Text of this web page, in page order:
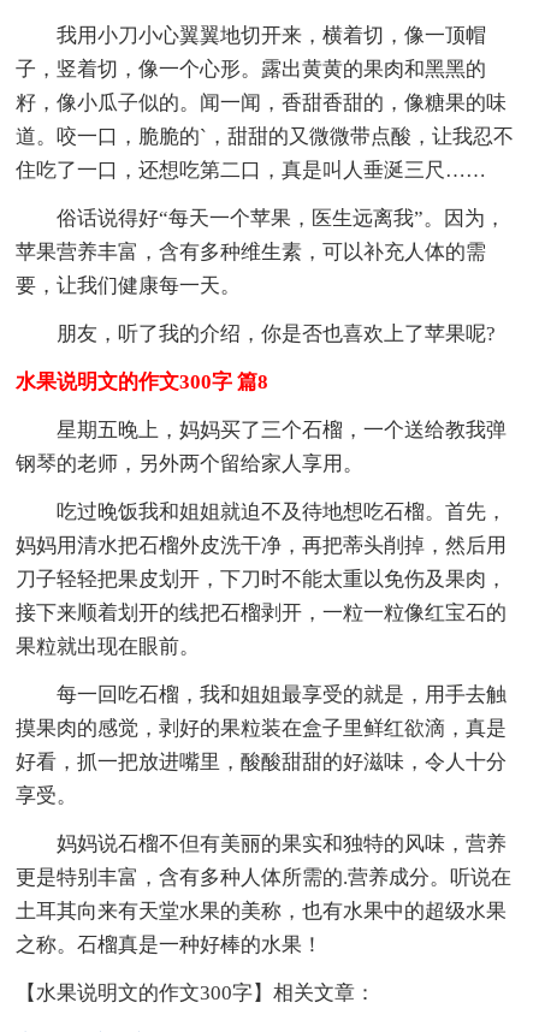
我用小刀小心翼翼地切开来，横着切，像一顶帽
子，竖着切，像一个心形。露出黄黄的果肉和黑黑的
籽，像小瓜子似的。闻一闻，香甜香甜的，像糖果的味
道。咬一口，脆脆的`，甜甜的又微微带点酸，让我忍不
住吃了一口，还想吃第二口，真是叫人垂涎三尺……
俗话说得好“每天一个苹果，医生远离我”。因为，
苹果营养丰富，含有多种维生素，可以补充人体的需
要，让我们健康每一天。
朋友，听了我的介绍，你是否也喜欢上了苹果呢?
水果说明文的作文300字 篇8
星期五晚上，妈妈买了三个石榴，一个送给教我弹
钢琴的老师，另外两个留给家人享用。
吃过晚饭我和姐姐就迫不及待地想吃石榴。首先，
妈妈用清水把石榴外皮洗干净，再把蒂头削掉，然后用
刀子轻轻把果皮划开，下刀时不能太重以免伤及果肉，
接下来顺着划开的线把石榴剥开，一粒一粒像红宝石的
果粒就出现在眼前。
每一回吃石榴，我和姐姐最享受的就是，用手去触
摸果肉的感觉，剥好的果粒装在盒子里鲜红欲滴，真是
好看，抓一把放进嘴里，酸酸甜甜的好滋味，令人十分
享受。
妈妈说石榴不但有美丽的果实和独特的风味，营养
更是特别丰富，含有多种人体所需的.营养成分。听说在
土耳其向来有天堂水果的美称，也有水果中的超级水果
之称。石榴真是一种好棒的水果！
【水果说明文的作文300字】相关文章：